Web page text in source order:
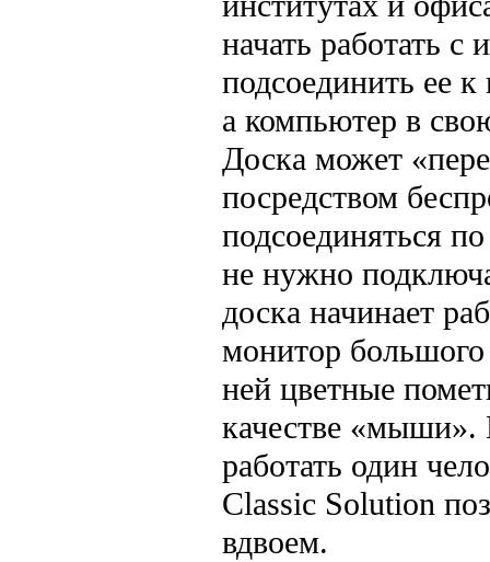
начать работать
подсоединить ее
а компьютер в
Доска может
посредством
подсоединяться
не нужно
доска начинает
монитор
ней цветные
качестве
работать один
Classic Solution
вдвоем.